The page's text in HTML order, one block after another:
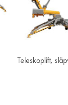
Teleskoplift,